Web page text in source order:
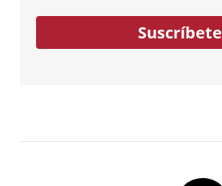
electrónico...
Suscríbete